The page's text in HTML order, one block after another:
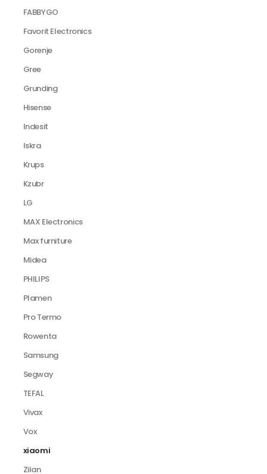
FABBYGO
Favorit Electronics
Gorenje
Gree
Grunding
Hisense
Indesit
Iskra
Krups
Kzubr
LG
MAX Electronics
Max furniture
Midea
PHILIPS
Plamen
Pro Termo
Rowenta
Samsung
Segway
TEFAL
Vivax
Vox
xiaomi
Zilan